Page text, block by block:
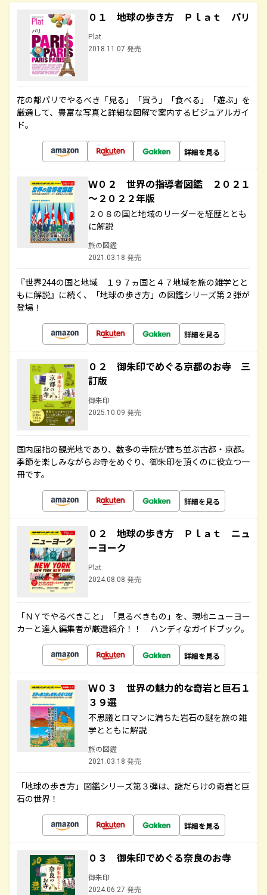
０１ 地球の歩き方 Ｐｌａｔ パリ
Plat
2018.11.07 発売
花の都パリでやるべき「見る」「買う」「食べる」「遊ぶ」を
厳選して、豊富な写真と詳細な図解で案内するビジュアルガイ
ド。
詳細を見る
Ｗ０２ 世界の指導者図鑑 ２０２１
～２０２２年版
２０８の国と地域のリーダーを経歴ととも
に解説
旅の図鑑
2021.03.18 発売
『世界244の国と地域 １９７ヵ国と４７地域を旅の雑学とと
もに解説』に続く、「地球の歩き方」の図鑑シリーズ第２弾が
登場！
詳細を見る
０２ 御朱印でめぐる京都のお寺 三
訂版
御朱印
2025.10.09 発売
国内屈指の観光地であり、数多の寺院が建ち並ぶ古都・京都。
季節を楽しみながらお寺をめぐり、御朱印を頂くのに役立つ一
冊です。
詳細を見る
０２ 地球の歩き方 Ｐｌａｔ ニュ
ーヨーク
Plat
2024.08.08 発売
「ＮＹでやるべきこと」「見るべきもの」を、現地ニューヨー
カーと達人編集者が厳選紹介！！ ハンディなガイドブック。
詳細を見る
Ｗ０３ 世界の魅力的な奇岩と巨石１
３９選
不思議とロマンに満ちた岩石の謎を旅の雑
学とともに解説
旅の図鑑
2021.03.18 発売
「地球の歩き方」図鑑シリーズ第３弾は、謎だらけの奇岩と巨
石の世界！
詳細を見る
０３ 御朱印でめぐる奈良のお寺
御朱印
2024.06.27 発売